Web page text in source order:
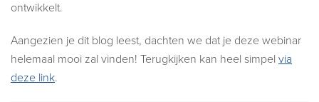
ontwikkelt.
Aangezien je dit blog leest, dachten we dat je deze webinar
helemaal mooi zal vinden! Terugkijken kan heel simpel via
deze link.